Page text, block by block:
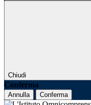
Chiudi
Conferma
Annulla Conferma